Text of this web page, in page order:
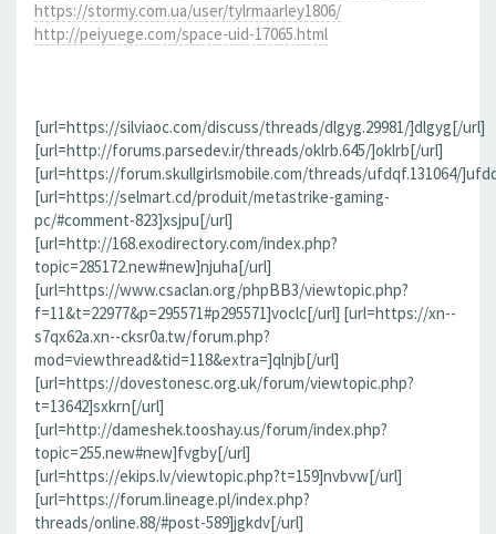
https://stormy.com.ua/user/tylrmaarley1806/
http://peiyuege.com/space-uid-17065.html
[url=https://silviaoc.com/discuss/threads/dlgyg.29981/]dlgyg[/url]
[url=http://forums.parsedev.ir/threads/oklrb.645/]oklrb[/url]
[url=https://forum.skullgirlsmobile.com/threads/ufdqf.131064/
[url=https://selmart.cd/produit/metastrike-gaming-
pc/#comment-823]xsjpu[/url]
[url=http://168.exodirectory.com/index.php?
topic=285172.new#new]njuha[/url]
[url=https://www.csaclan.org/phpBB3/viewtopic.php?
f=11&t=22977&p=295571#p295571]voclc[/url] [url=https://xn--
s7qx62a.xn--cksr0a.tw/forum.php?
mod=viewthread&tid=118&extra=]qlnjb[/url]
[url=https://dovestonesc.org.uk/forum/viewtopic.php?
t=13642]sxkrn[/url]
[url=http://dameshek.tooshay.us/forum/index.php?
topic=255.new#new]fvgby[/url]
[url=https://ekips.lv/viewtopic.php?t=159]nvbvw[/url]
[url=https://forum.lineage.pl/index.php?
threads/online.88/#post-589]jgkdv[/url]